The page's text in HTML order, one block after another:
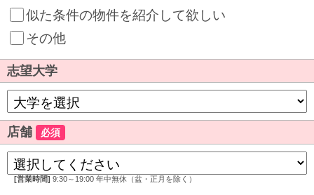
似た条件の物件を紹介して欲しい
その他
志望大学
店舗 必須
[営業時間] 9:30～19:00 年中無休（盆・正月を除く）